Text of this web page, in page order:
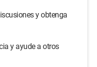
y obtenga
y ayude a otros